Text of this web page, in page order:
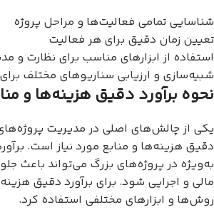
شناسایی تمامی فعالیت‌ها و مراحل پروژه
تعیین زمان دقیق برای هر فعالیت
استفاده از ابزارهای مناسب برای نظارت و
شبیه‌سازی و ارزیابی سناریوهای مختلف
نحوه برآورد دقیق هزینه‌ها و
یکی از چالش‌های اصلی در مدیریت پروژه‌های
دقیق هزینه‌ها و منابع مورد نیاز است.
به‌ویژه در پروژه‌های بزرگ می‌تواند باعث
مالی و اجرایی شود. برای برآورد دقیق
روش‌ها و ابزارهای مختلفی استفاده کرد.